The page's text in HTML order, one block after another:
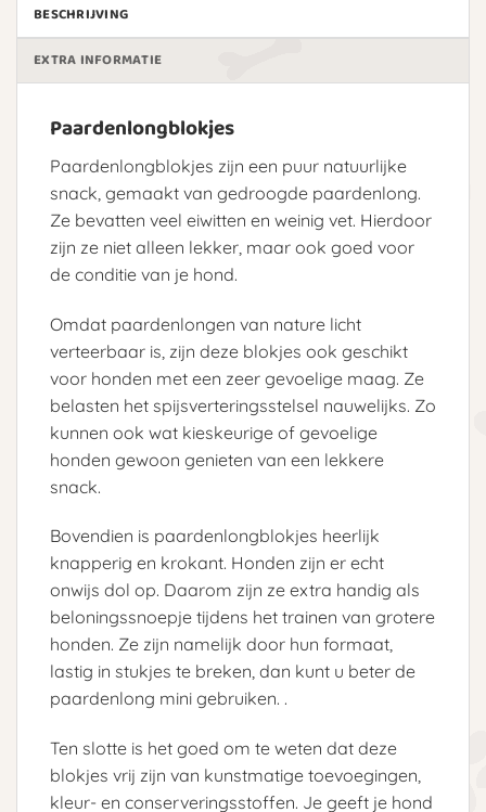
BESCHRIJVING
EXTRA INFORMATIE
Paardenlongblokjes
Paardenlongblokjes zijn een puur natuurlijke
snack, gemaakt van gedroogde paardenlong.
Ze bevatten veel eiwitten en weinig vet. Hierdoor
zijn ze niet alleen lekker, maar ook goed voor
de conditie van je hond.
Omdat paardenlongen van nature licht
verteerbaar is, zijn deze blokjes ook geschikt
voor honden met een zeer gevoelige maag. Ze
belasten het spijsverteringsstelsel nauwelijks. Zo
kunnen ook wat kieskeurige of gevoelige
honden gewoon genieten van een lekkere
snack.
Bovendien is paardenlongblokjes heerlijk
knapperig en krokant. Honden zijn er echt
onwijs dol op. Daarom zijn ze extra handig als
beloningssnoepje tijdens het trainen van grotere
honden. Ze zijn namelijk door hun formaat,
lastig in stukjes te breken, dan kunt u beter de
paardenlong mini gebruiken. .
Ten slotte is het goed om te weten dat deze
blokjes vrij zijn van kunstmatige toevoegingen,
kleur- en conserveringsstoffen. Je geeft je hond